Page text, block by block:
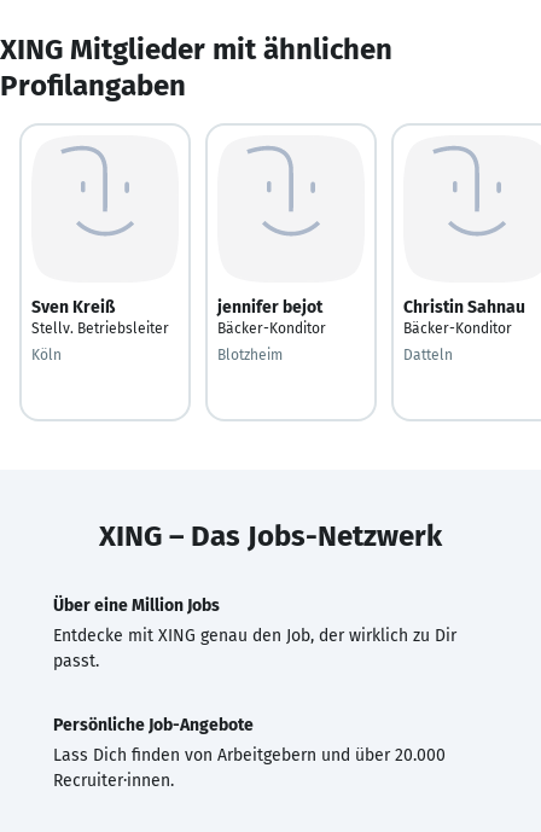
XING Mitglieder mit ähnlichen
Profilangaben
Sven Kreiß
Stellv. Betriebsleiter
Köln
jennifer bejot
Bäcker-Konditor
Blotzheim
Christin Sahnau
Bäcker-Konditor
Datteln
XING – Das Jobs-Netzwerk
Über eine Million Jobs
Entdecke mit XING genau den Job, der wirklich zu Dir
passt.
Persönliche Job-Angebote
Lass Dich finden von Arbeitgebern und über 20.000
Recruiter·innen.